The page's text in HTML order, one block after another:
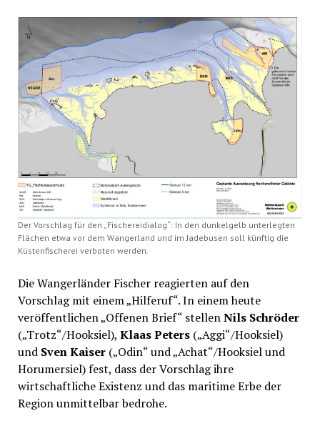
Der Vorschlag für den „Fischereidialog“: In den dunkelgelb unterlegten
Flächen etwa vor dem Wangerland und im Jadebusen soll künftig die
Küstenfischerei verboten werden.
Die Wangerländer Fischer reagierten auf den
Vorschlag mit einem „Hilferuf“. In einem heute
veröffentlichen „Offenen Brief“ stellenNils Schröder
(„Trotz“/Hooksiel), Klaas Peters („Aggi“/Hooksiel)
und Sven Kaiser(„Odin“ und „Achat“/Hooksiel und
Horumersiel) fest, dass der Vorschlag ihre
wirtschaftliche Existenz und das maritime Erbe der
Region unmittelbar bedrohe.